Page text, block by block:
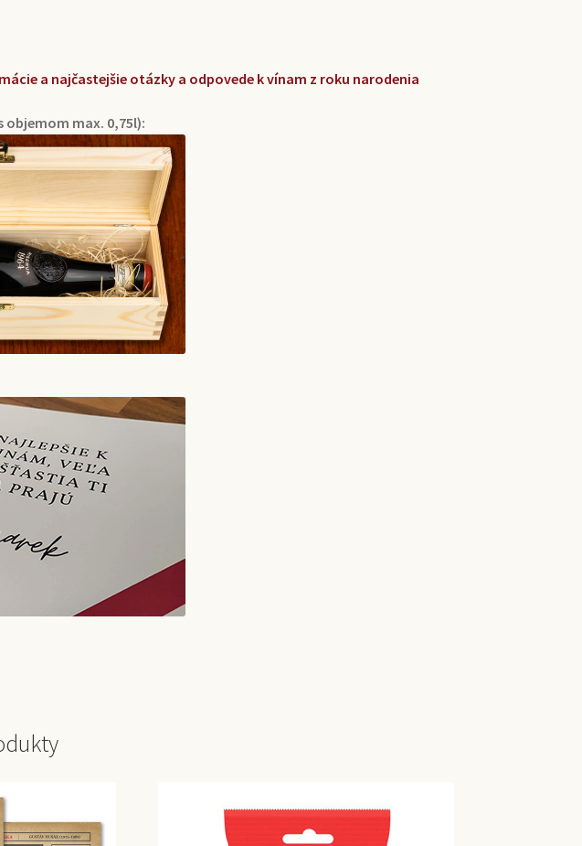
a najčastejšie otázky a odpovede k vínam z roku narodenia
objemom max. 0,75l):